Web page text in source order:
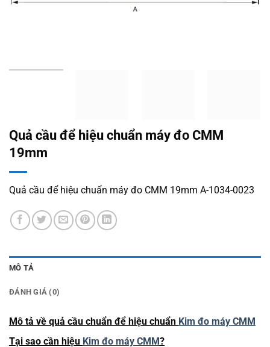
Quả cầu để hiệu chuẩn máy đo CMM
19mm
Quả cầu để hiệu chuẩn máy đo CMM 19mm A-1034-0023
MÔ TẢ
ĐÁNH GIÁ (0)
Mô tả về quả cầu chuẩn để hiệu chuẩn Kim đo máy CMM
Tại sao cần hiệu Kim đo máy CMM?